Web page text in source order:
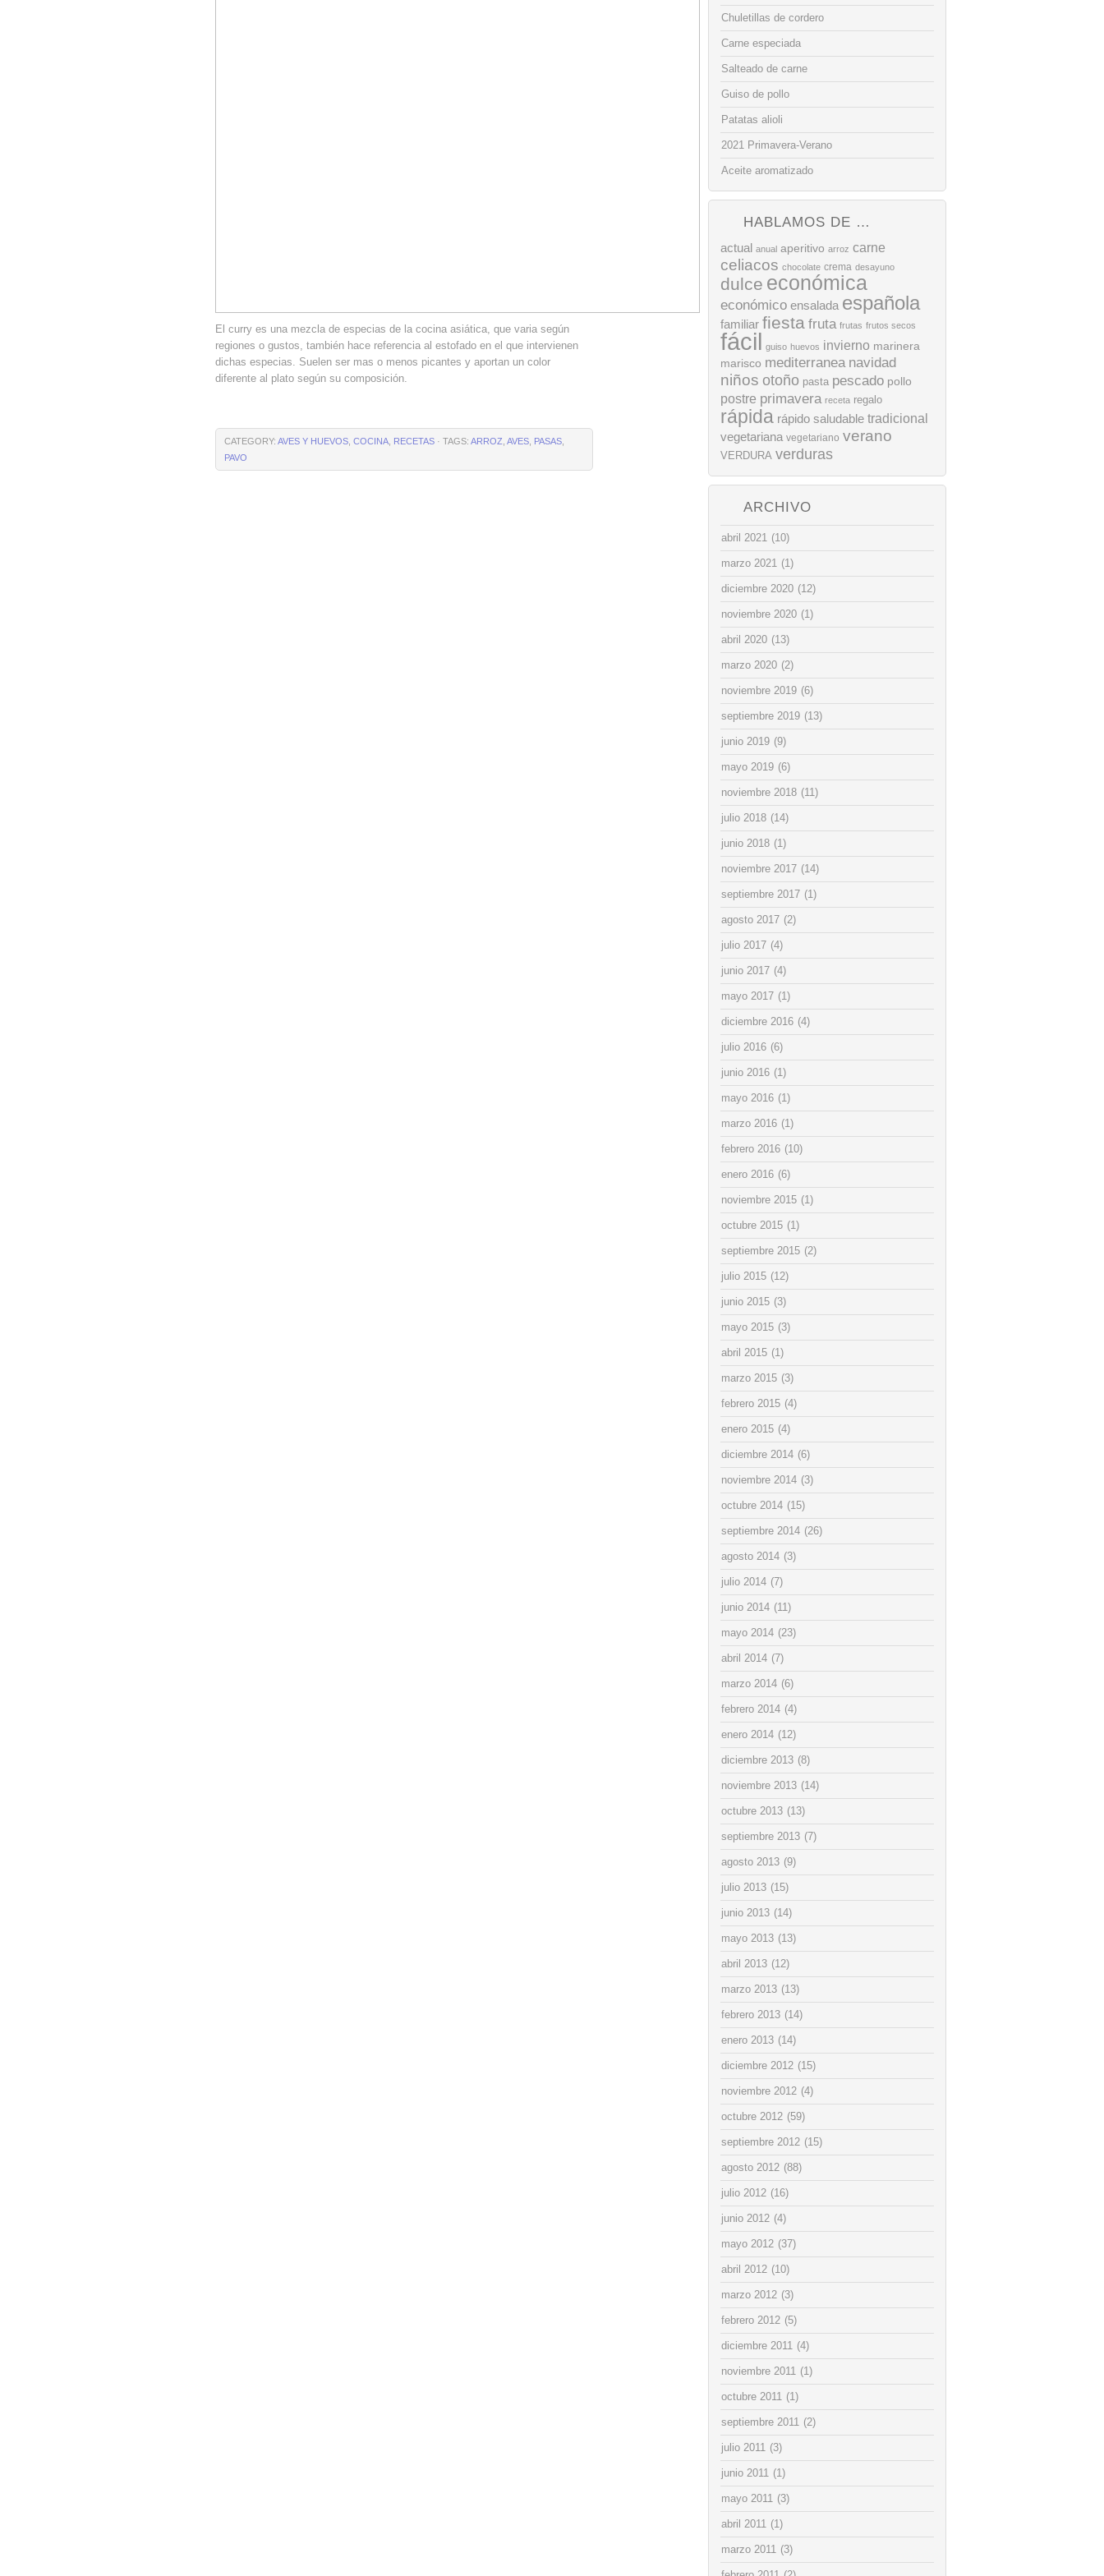
El curry es una mezcla de especias de la cocina asiática, que varia según
regiones o gustos, también hace referencia al estofado en el que intervienen
dichas especias. Suelen ser mas o menos picantes y aportan un color
diferente al plato según su composición.
CATEGORY: AVES Y HUEVOS COCINA RECETAS · TAGS: ARROZ AVES PASAS
PAVO
Chuletillas de cordero
Carne especiada
Salteado de carne
Guiso de pollo
Patatas alioli
2021 Primavera-Verano
Aceite aromatizado
HABLAMOS DE …
actual anual aperitivo arroz carne
celiacos chocolate crema desayuno
dulce económica
económico ensalada española
familiar fiesta fruta frutas frutos secos
fácil guiso huevos invierno marinera
marisco mediterranea navidad
niños otoño pasta pescado pollo
postre primavera receta regalo
rápida rápido saludable tradicional
vegetariana vegetariano verano
VERDURA verduras
ARCHIVO
abril 2021 (10)
marzo 2021 (1)
diciembre 2020 (12)
noviembre 2020 (1)
abril 2020 (13)
marzo 2020 (2)
noviembre 2019 (6)
septiembre 2019 (13)
junio 2019 (9)
mayo 2019 (6)
noviembre 2018 (11)
julio 2018 (14)
junio 2018 (1)
noviembre 2017 (14)
septiembre 2017 (1)
agosto 2017 (2)
julio 2017 (4)
junio 2017 (4)
mayo 2017 (1)
diciembre 2016 (4)
julio 2016 (6)
junio 2016 (1)
mayo 2016 (1)
marzo 2016 (1)
febrero 2016 (10)
enero 2016 (6)
noviembre 2015 (1)
octubre 2015 (1)
septiembre 2015 (2)
julio 2015 (12)
junio 2015 (3)
mayo 2015 (3)
abril 2015 (1)
marzo 2015 (3)
febrero 2015 (4)
enero 2015 (4)
diciembre 2014 (6)
noviembre 2014 (3)
octubre 2014 (15)
septiembre 2014 (26)
agosto 2014 (3)
julio 2014 (7)
junio 2014 (11)
mayo 2014 (23)
abril 2014 (7)
marzo 2014 (6)
febrero 2014 (4)
enero 2014 (12)
diciembre 2013 (8)
noviembre 2013 (14)
octubre 2013 (13)
septiembre 2013 (7)
agosto 2013 (9)
julio 2013 (15)
junio 2013 (14)
mayo 2013 (13)
abril 2013 (12)
marzo 2013 (13)
febrero 2013 (14)
enero 2013 (14)
diciembre 2012 (15)
noviembre 2012 (4)
octubre 2012 (59)
septiembre 2012 (15)
agosto 2012 (88)
julio 2012 (16)
junio 2012 (4)
mayo 2012 (37)
abril 2012 (10)
marzo 2012 (3)
febrero 2012 (5)
diciembre 2011 (4)
noviembre 2011 (1)
octubre 2011 (1)
septiembre 2011 (2)
julio 2011 (3)
junio 2011 (1)
mayo 2011 (3)
abril 2011 (1)
marzo 2011 (3)